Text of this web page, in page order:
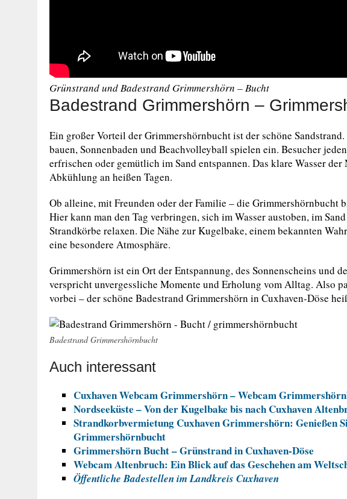
Grünstrand undBadestrand Grimmershörn – Bucht
Badestrand Grimmershörn –
Ein großer Vorteil der Grimmershörnbucht ist der schöne
bauen, Sonnenbaden und Beachvolleyball spielen ein. Besucher
erfrischen oder gemütlich im Sand entspannen. Das klare Wasser
Abkühlung an heißen Tagen.
Ob alleine, mit Freunden oder der Familie – die Grimmershörnbucht
Hier kann man den Tag verbringen, sich im Wasser austoben, im
Strandkörbe relaxen. Die Nähe zur Kugelbake, einem bekannten
eine besondere Atmosphäre.
Grimmershörn ist ein Ort der Entspannung, des Sonnenscheins und
verspricht unvergessliche Momente und Erholung vom Alltag. Also
vorbei – der schöne Badestrand Grimmershörn in Cuxhaven-Döse
Badestrand Grimmershörnbucht
Auch interessant
Cuxhaven Webcam Grimmershörn – Webcam
Nordseeküste – Von der Kugelbake bis nach Cuxhaven
Strandkorbvermietung Cuxhaven Grimmershörn: Genießen
Grimmershörnbucht
Grimmershörn Bucht – Grünstrand in Cuxhaven-Döse
Webcam Altenbruch: Ein Blick auf das Geschehen am
Öffentliche Badestellen im Landkreis Cuxhaven